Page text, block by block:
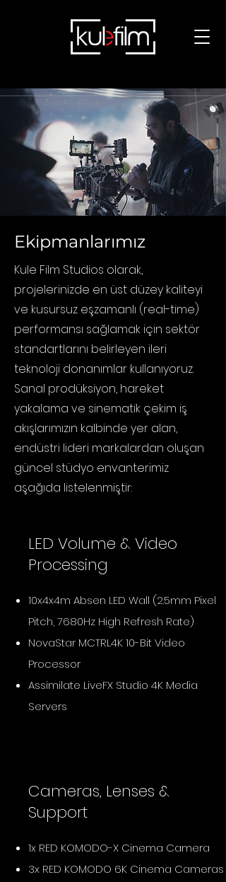
Ekipmanlarımız
Kule Film Studios olarak,
projelerinizde en üst düzey kaliteyi
ve kusursuz eşzamanlı (real-time)
performansı sağlamak için sektör
standartlarını belirleyen ileri
teknoloji donanımlar kullanıyoruz.
Sanal prodüksiyon, hareket
yakalama ve sinematik çekim iş
akışlarımızın kalbinde yer alan,
endüstri lideri markalardan oluşan
güncel stüdyo envanterimiz
aşağıda listelenmiştir:
LED Volume & Video
Processing
10x4x4m Absen LED Wall (2.5mm Pixel
Pitch, 7680Hz High Refresh Rate)
NovaStar MCTRL4K 10-Bit Video
Processor
Assimilate LiveFX Studio 4K Media
Servers
Cameras, Lenses &
Support
1x RED KOMODO-X Cinema Camera
3x RED KOMODO 6K Cinema Cameras